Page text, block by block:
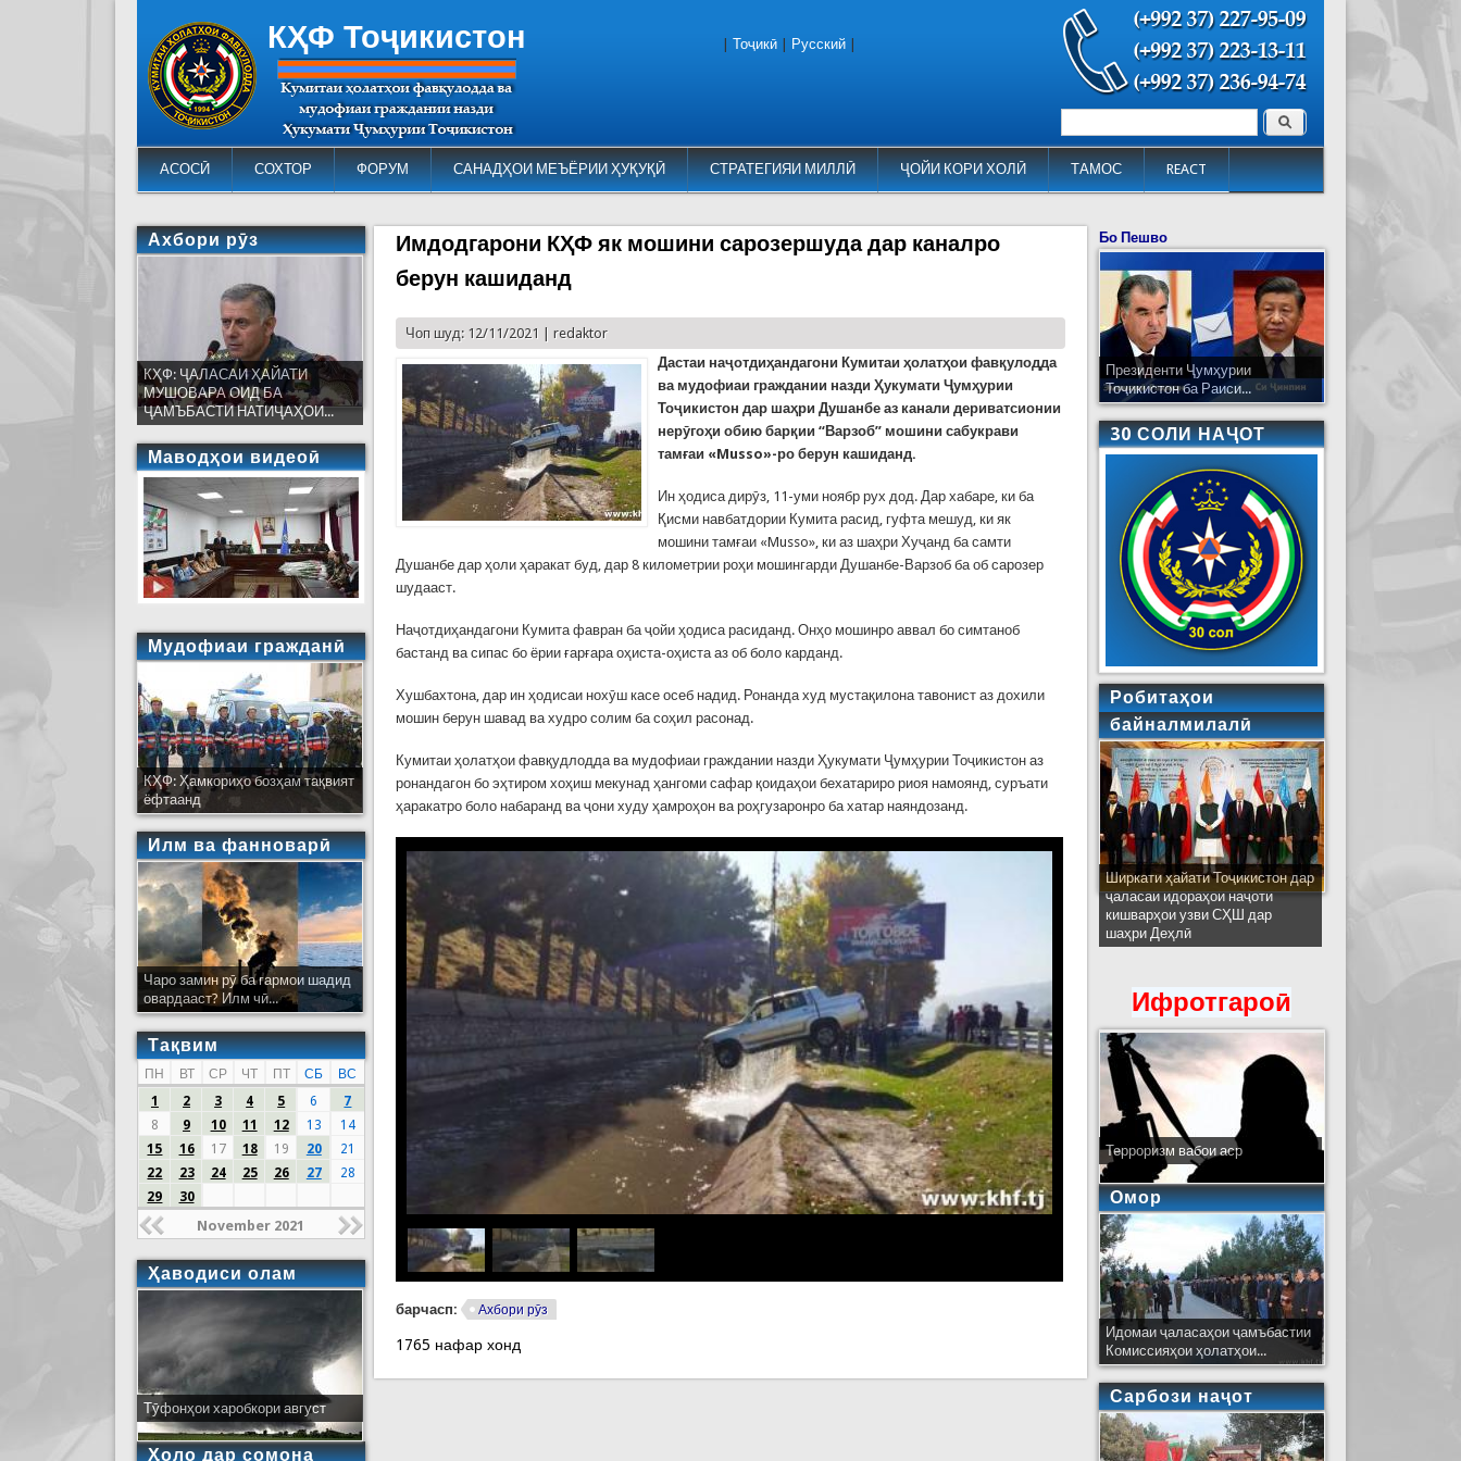
КҲФ Тоҷикистон
АСОСӢ СОХТОР ФОРУМ САНАДҲОИ МЕЪЁРИИ ҲУҚУҚӢ СТРАТЕГИЯИ МИЛЛӢ ҶОЙИ КОРИ ХОЛӢ ТАМОС REACT
Форма поиска Поиск
Тоҷикӣ Русский
Имдодгарони КҲФ як мошини сарозершуда дар каналро
берун кашиданд
Чоп шуд: 12/11/2021 |redaktor
Дастаи наҷотдиҳандагони Кумитаи ҳолатҳои фавқулодда
ва мудофиаи граждании назди Ҳукумати Ҷумҳурии
Тоҷикистон дар шаҳри Душанбе аз канали дериватсионии
нерӯгоҳи обию барқии “Варзоб” мошини сабукрави
тамғаи «Musso»-ро берун кашиданд.
Ин ҳодиса дирӯз, 11-уми ноябр рух дод. Дар хабаре, ки ба
Қисми навбатдории Кумита расид, гуфта мешуд, ки як
мошини тамғаи «Musso», ки аз шаҳри Хуҷанд ба самти
Душанбе дар ҳоли ҳаракат буд, дар 8 километрии роҳи мошингарди Душанбе-Варзоб ба об сарозер
шудааст.
Наҷотдиҳандагони Кумита фавран ба ҷойи ҳодиса расиданд. Онҳо мошинро аввал бо симтаноб
бастанд ва сипас бо ёрии ғарғара оҳиста-оҳиста аз об боло карданд.
Хушбахтона, дар ин ҳодисаи нохӯш касе осеб надид. Ронанда худ мустақилона тавонист аз дохили
мошин берун шавад ва худро солим ба соҳил расонад.
Кумитаи ҳолатҳои фавқудлодда ва мудофиаи граждании назди Ҳукумати Ҷумҳурии Тоҷикистон аз
ронандагон бо эҳтиром хоҳиш мекунад ҳангоми сафар қоидаҳои бехатариро риоя намоянд, суръати
ҳаракатро боло набаранд ва ҷони худу ҳамроҳон ва роҳгузаронро ба хатар наяндозанд.
барчасп: Ахбори рӯз
1765 нафар хонд
Ахбори рӯз
КҲФ: ҶАЛАСАИ ҲАЙАТИ
МУШОВАРА ОИД БА
ҶАМЪБАСТИ НАТИҶАҲОИ...
Маводҳои видеоӣ
Мудофиаи гражданӣ
КҲФ: Ҳамкориҳо бозҳам тақвият
ёфтаанд
Илм ва фанноварӣ
Чаро замин рӯ ба гармои шадид
овардааст? Илм чӣ...
Тақвим
ПН ВТ СР ЧТ ПТ СБ
ВС
1
2 3 4 5 6
7
8
9 10 11 12 13
14
15
16 17 18 19 20
21
22
23 24 25 26 27
28
29
30
November 2021
Ҳаводиси олам
Тӯфонҳои харобкори август
Ҳоло дар сомона
Бо Пешво
Президенти Ҷумҳурии
Тоҷикистон ба Раиси...
30 СОЛИ НАҶОТ
Робитаҳои
байналмилалӣ
Ширкати ҳайати Тоҷикистон дар
ҷаласаи идораҳои наҷоти
кишварҳои узви СҲШ дар
шаҳри Деҳлӣ
Ифротгароӣ
Терроризм вабои аср
Омор
Идомаи ҷаласаҳои ҷамъбастии
Комиссияҳои ҳолатҳои...
Сарбози наҷот